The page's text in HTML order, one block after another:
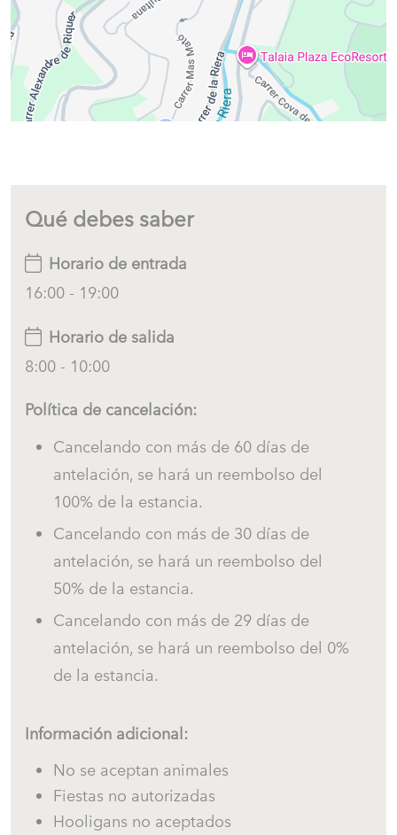
Qué debes saber
Horario de entrada
16:00 - 19:00
Horario de salida
8:00 - 10:00
Política de cancelación:
Cancelando con más de 60 días de
antelación, se hará un reembolso del
100% de la estancia.
Cancelando con más de 30 días de
antelación, se hará un reembolso del
50% de la estancia.
Cancelando con más de 29 días de
antelación, se hará un reembolso del 0%
de la estancia.
Información adicional:
No se aceptan animales
Fiestas no autorizadas
Hooligans no aceptados